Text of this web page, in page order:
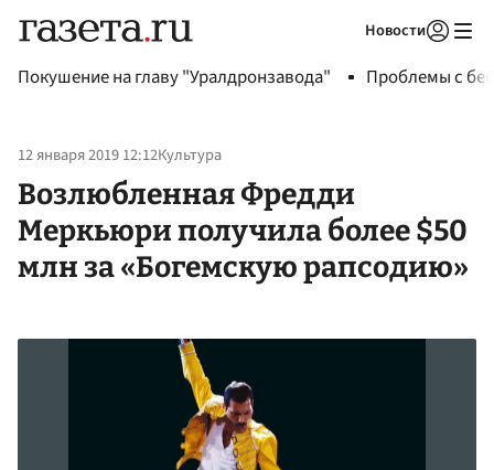
Новости
Покушение на главу "Уралдронзавода" Проблемы с
12 января 2019 12:12Культура
Возлюбленная Фредди
Меркьюри получила более $50
млн за «Богемскую рапсодию»